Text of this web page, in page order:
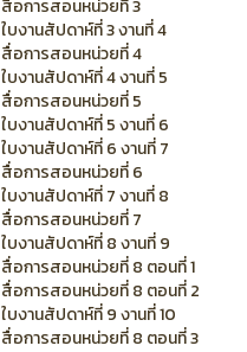
สื่อการสอนหน่วยที่ 3
ใบงานสัปดาห์ที่ 3 งานที่ 4
สื่อการสอนหน่วยที่ 4
ใบงานสัปดาห์ที่ 4 งานที่ 5
สื่อการสอนหน่วยที่ 5
ใบงานสัปดาห์ที่ 5 งานที่ 6
ใบงานสัปดาห์ที่ 6 งานที่ 7
สื่อการสอนหน่วยที่ 6
ใบงานสัปดาห์ที่ 7 งานที่ 8
สื่อการสอนหน่วยที่ 7
ใบงานสัปดาห์ที่ 8 งานที่ 9
สื่อการสอนหน่วยที่ 8 ตอนที่ 1
สื่อการสอนหน่วยที่ 8 ตอนที่ 2
ใบงานสัปดาห์ที่ 9 งานที่ 10
สื่อการสอนหน่วยที่ 8 ตอนที่ 3